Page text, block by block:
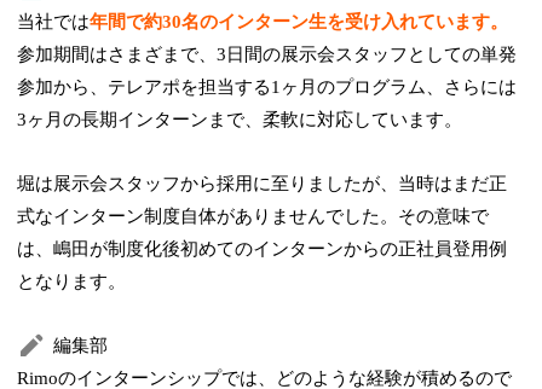
当社では年間で約30名のインターン生を受け入れています。
参加期間はさまざまで、3日間の展示会スタッフとしての単発
参加から、テレアポを担当する1ヶ月のプログラム、さらには
3ヶ月の長期インターンまで、柔軟に対応しています。
堀は展示会スタッフから採用に至りましたが、当時はまだ正
式なインターン制度自体がありませんでした。その意味で
は、嶋田が制度化後初めてのインターンからの正社員登用例
となります。
編集部
Rimoのインターンシップでは、どのような経験が積めるので